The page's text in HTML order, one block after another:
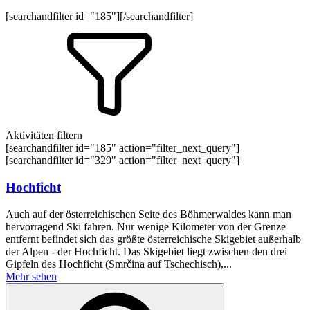
[searchandfilter id="185"][/searchandfilter]
Aktivitäten filtern
[searchandfilter id="185" action="filter_next_query"]
[searchandfilter id="329" action="filter_next_query"]
Hochficht
Auch auf der österreichischen Seite des Böhmerwaldes kann man
hervorragend Ski fahren. Nur wenige Kilometer von der Grenze
entfernt befindet sich das größte österreichische Skigebiet außerhalb
der Alpen - der Hochficht. Das Skigebiet liegt zwischen den drei
Gipfeln des Hochficht (Smrčina auf Tschechisch),...
Mehr sehen